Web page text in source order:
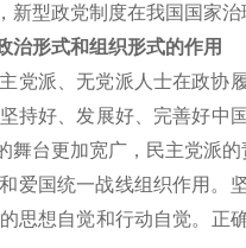
型政党制度在我国国家治
治形式和组织形式的作用
党派、无党派人士在政
持好、发展好、完善好
台更加宽广，民主党派的
爱国统一战线组织作用
思想自觉和行动自觉。